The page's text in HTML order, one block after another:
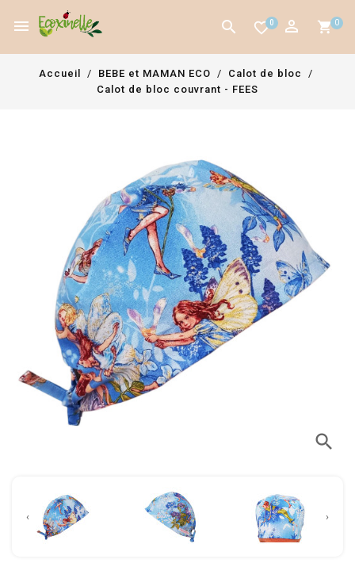
0

favorite_border0


Accueil BEBE et MAMAN ECO
Calot de bloc
Calot de bloc couvrant - FEES
search
‹ ›